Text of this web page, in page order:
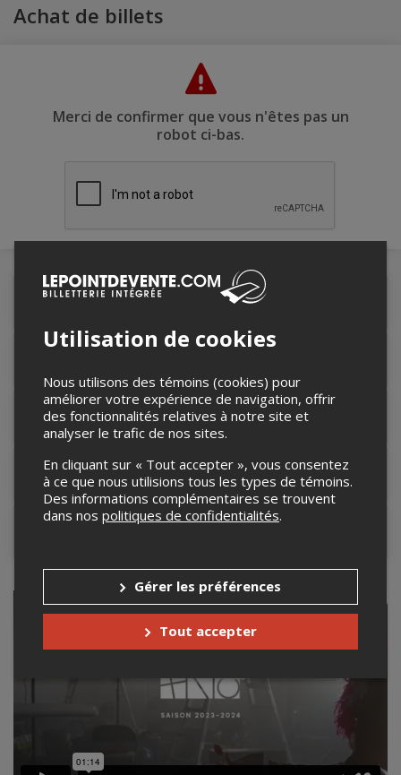
Achat de billets
Merci de confirmer que vous n'êtes pas un
robot ci-bas.
Détails de l'événement
Informations relatives au stationnement
Lieu de l'événement
Utilisation de cookies
Nous utilisons des témoins (cookies) pour
améliorer votre expérience de navigation, offrir
des fonctionnalités relatives à notre site et
analyser le trafic de nos sites.
En cliquant sur « Tout accepter », vous consentez
à ce que nous utilisions tous les types de témoins.
Des informations complémentaires se trouvent
dans nos politiques de confidentialités.
Gérer les préférences
Tout accepter